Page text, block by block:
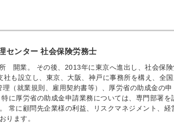
センター 社会保険労務士
開業。 その後、2013年に東京へ進出し、社会保
も設立し、東京、大阪、神戸に事務所を構え、全
（就業規則、雇用契約書等）、厚労省の助成金の申
に厚労省の助成金申請業務については、専門部署を
常に顧問先企業様の利益、リスクマネジメント、経
ります。